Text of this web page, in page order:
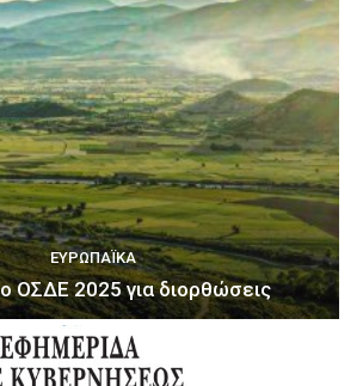
ΕΥΡΩΠΑΪΚΆ
ΟΣΔΕ 2025 για διορθώσεις